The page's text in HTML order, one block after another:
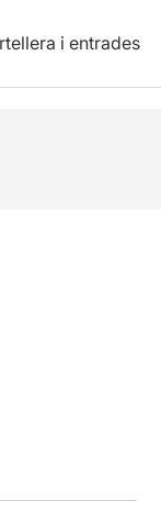
i entrades